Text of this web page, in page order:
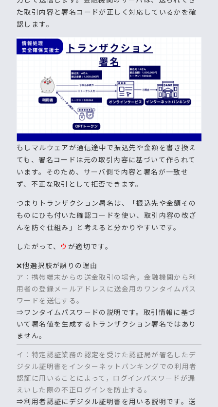
た取引内容と署名コードが正しく対応しているかを確
認します。
もしマルウェアが通信途中で振込先や金額を書き換え
ても、署名コードは元の取引内容に基づいて作られて
います。そのため、サーバ側で内容と署名が一致せ
ず、不正な取引として拒否できます。
つまりトランザクション署名は、「振込先や金額その
ものにひも付いた確認コードを使い、取引内容の改ざ
んを防ぐ仕組み」と考えると分かりやすいです。
したがって、 ウ が適切です。
❌他選択肢が誤りの理由
ア：携帯端末からの送金取引の場合，金融機関から利
用者の登録メールアドレスに送金用のワンタイムパス
ワードを送信する。
⇒ワンタイムパスワードの説明です。取引情報に基づ
いて署名値を生成するトランザクション署名ではあり
ません。
イ：特定認証業務の認定を受けた認証局が署名したデ
ジタル証明書をインターネットバンキングでの利用者
認証に用いることによって，ログインパスワードが漏
えいした際の不正ログインを防止する。
⇒利用者認証にデジタル証明書を用いる説明です。送